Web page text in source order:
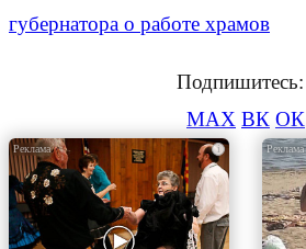
губернатора о работе храмов
Подпишитесь:
MAX ВК ОК
i